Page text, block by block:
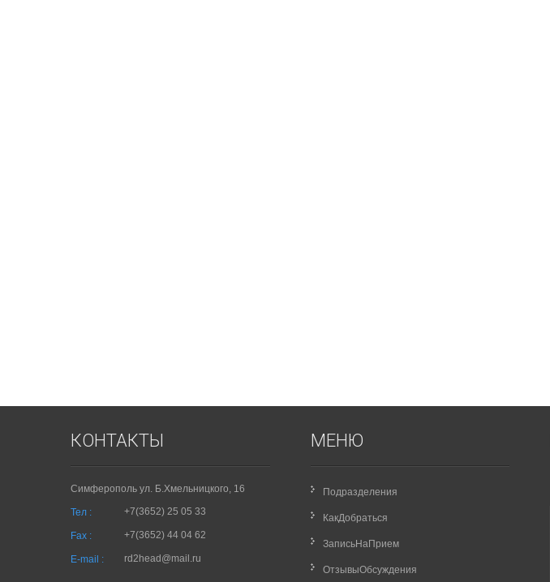
КОНТАКТЫ
Симферополь ул. Б.Хмельницкого, 16
Тел : +7(3652) 25 05 33
Fax : +7(3652) 44 04 62
E-mail : rd2head@mail.ru
МЕНЮ
Подразделения
КакДобраться
ЗаписьНаПрием
ОтзывыОбсуждения